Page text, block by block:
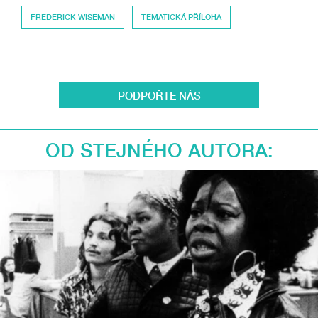
FREDERICK WISEMAN TEMATICKÁ PŘÍLOHA
PODPOŘTE NÁS
OD STEJNÉHO AUTORA: